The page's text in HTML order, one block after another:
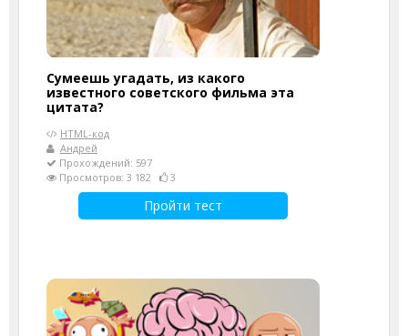
Сумеешь угадать, из какого
известного советского фильма эта
цитата?
HTML-код
Андрей
Прохождений: 597
Просмотров: 3 182
3
Пройти тест